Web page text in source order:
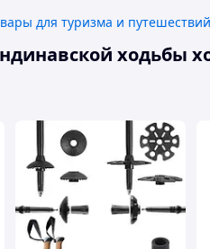
для туризма и путешествий
ходьбы